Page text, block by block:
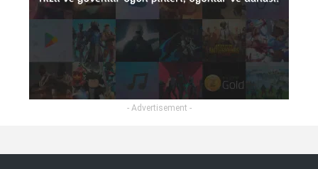
- Advertisement -